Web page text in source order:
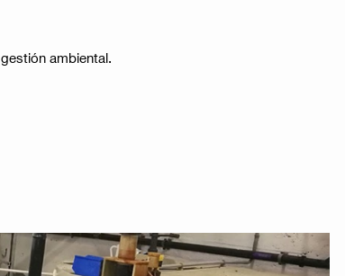
ambiental​​.